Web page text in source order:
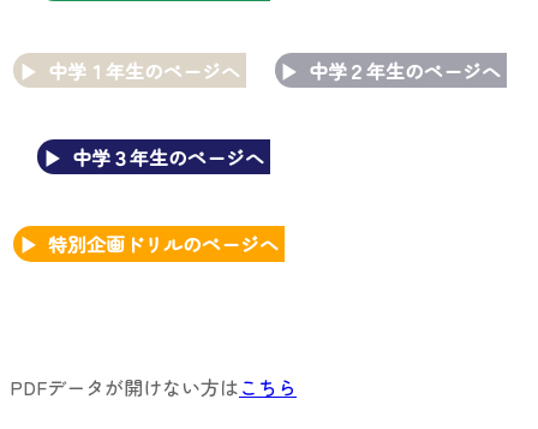
中学１年生のページへ 中学２年生のページへ
中学３年生のページへ
特別企画ドリルのページへ
PDFデータが開けない方はこちら